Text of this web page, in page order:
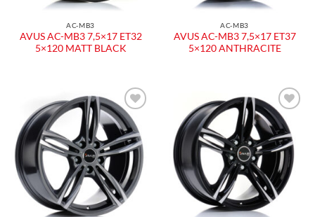
AC-MB3
AVUS AC-MB3 7,5×17 ET32
5×120 MATT BLACK
AC-MB3
AVUS AC-MB3 7,5×17 ET37
5×120 ANTHRACITE